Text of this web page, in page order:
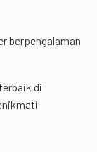
berpengalaman
di